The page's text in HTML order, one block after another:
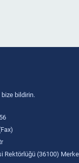
bildirin.
Rektörlüğü (36100)